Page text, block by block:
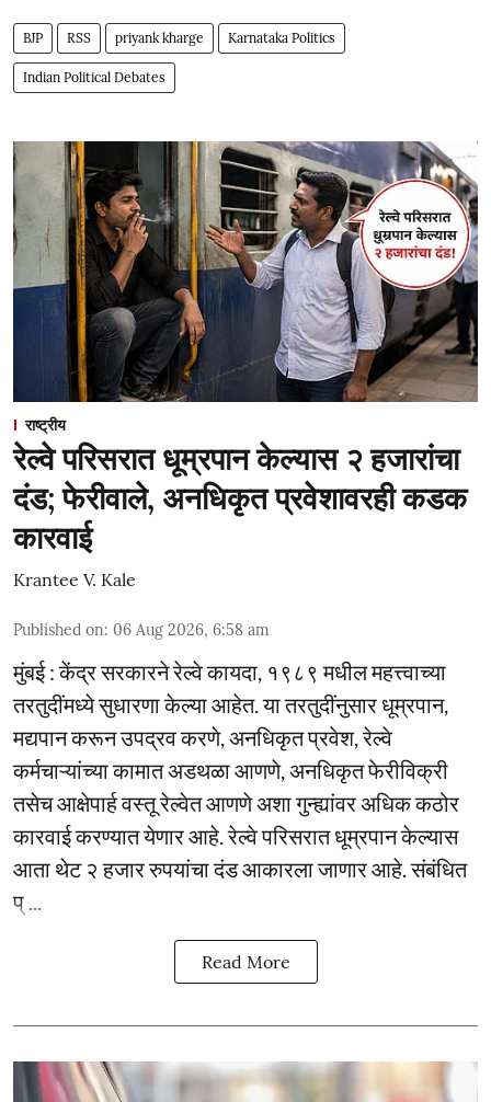
BJP RSS priyank kharge Karnataka Politics
Indian Political Debates
राष्ट्रीय
रेल्वे परिसरात धूम्रपान केल्यास २ हजारांचा
दंड; फेरीवाले, अनधिकृत प्रवेशावरही कडक
कारवाई
Krantee V. Kale
Published on: 06 Aug 2026, 6:58 am
मुंबई : केंद्र सरकारने रेल्वे कायदा, १९८९ मधील महत्त्वाच्या
तरतुदींमध्ये सुधारणा केल्या आहेत. या तरतुदींनुसार धूम्रपान,
मद्यपान करून उपद्रव करणे, अनधिकृत प्रवेश, रेल्वे
कर्मचाऱ्यांच्या कामात अडथळा आणणे, अनधिकृत फेरीविक्री
तसेच आक्षेपार्ह वस्तू रेल्वेत आणणे अशा गुन्ह्यांवर अधिक कठोर
कारवाई करण्यात येणार आहे. रेल्वे परिसरात धूम्रपान केल्यास
आता थेट २ हजार रुपयांचा दंड आकारला जाणार आहे. संबंधित
प् ...
Read More